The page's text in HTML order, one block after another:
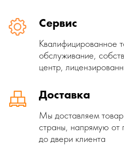
Сервис
Квалифицированное
обслуживание,
центр,
Доставка
Мы доставляем
страны, напрямую от
до двери клиента